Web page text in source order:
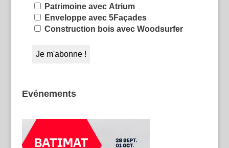
Patrimoine avec Atrium
Enveloppe avec 5Façades
Construction bois avec Woodsurfer
Evénements